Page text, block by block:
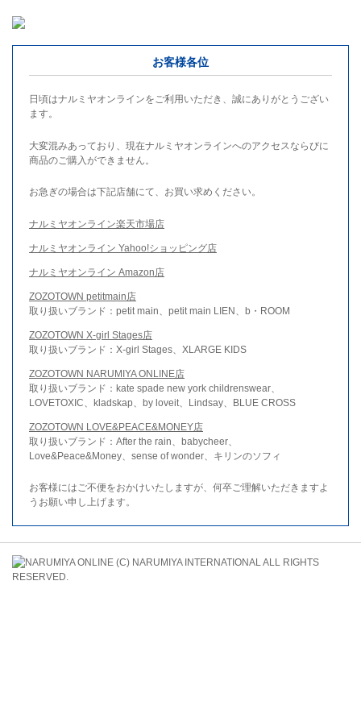
お客様各位
日頃はナルミヤオンラインをご利用いただき、誠にありがとうござい
ます。
大変混みあっており、現在ナルミヤオンラインへのアクセスならびに
商品のご購入ができません。
お急ぎの場合は下記店舗にて、お買い求めください。
ナルミヤオンライン楽天市場店
ナルミヤオンライン Yahoo!ショッピング店
ナルミヤオンライン Amazon店
ZOZOTOWN petitmain店
取り扱いブランド：petit main、petit main LIEN、b・ROOM
ZOZOTOWN X-girl Stages店
取り扱いブランド：X-girl Stages、XLARGE KIDS
ZOZOTOWN NARUMIYA ONLINE店
取り扱いブランド：kate spade new york childrenswear、
LOVETOXIC、kladskap、by loveit、Lindsay、BLUE CROSS
ZOZOTOWN LOVE&PEACE&MONEY店
取り扱いブランド：After the rain、babycheer、
Love&Peace&Money、sense of wonder、キリンのソフィ
お客様にはご不便をおかけいたしますが、何卒ご理解いただきますよ
うお願い申し上げます。